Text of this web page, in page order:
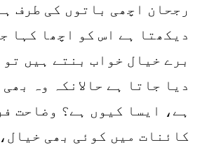
رجحان اچھی باتوں کی طرف
دیکھتا ہے اس کو اچھا کہا
برے خیال خواب بنتے ہیں تو
دیا جاتا ہے حالانکہ وہ
ہے، ایسا کیوں ہے؟ وضاحت
کائنات میں کوئی بھی